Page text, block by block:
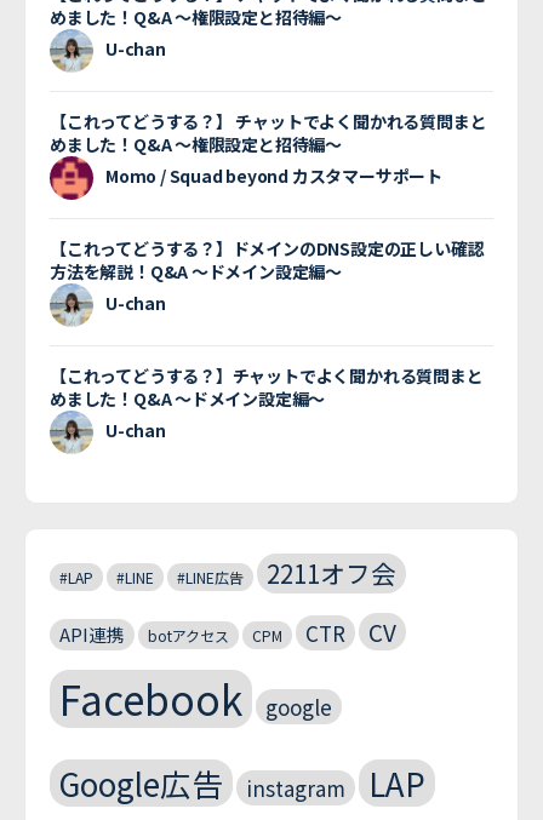
めました！Q&A 〜権限設定と招待編〜
U-chan
【これってどうする？】 チャットでよく聞かれる質問まと
めました！Q&A 〜権限設定と招待編〜
Momo / Squad beyond カスタマーサポート
【これってどうする？】ドメインのDNS設定の正しい確認
方法を解説！Q&A 〜ドメイン設定編〜
U-chan
【これってどうする？】チャットでよく聞かれる質問まと
めました！Q&A 〜ドメイン設定編〜
U-chan
#LAP #LINE #LINE広告 2211オフ会
API連携 botアクセス CPM CTR CV
Facebook google
Google広告 instagram LAP